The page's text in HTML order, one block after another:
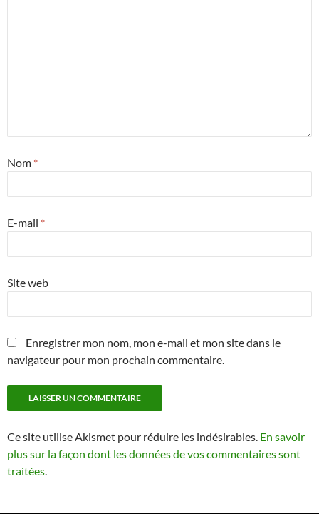
Nom *
E-mail *
Site web
Enregistrer mon nom, mon e-mail et mon site dans le
navigateur pour mon prochain commentaire.
Ce site utilise Akismet pour réduire les indésirables. En savoir
plus sur la façon dont les données de vos commentaires sont
traitées.